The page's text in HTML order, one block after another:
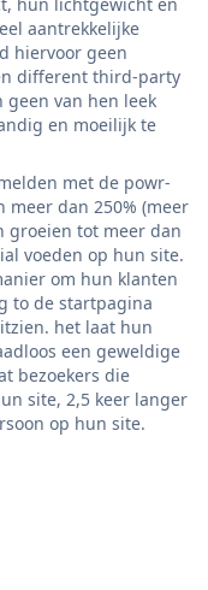
aantrekkelijke
hiervoor geen
different third-party
geen van hen leek
en moeilijk te
met de powr-
meer dan 250% (meer
groeien tot meer dan
voeden op hun site.
om hun klanten
to de startpagina
het laat hun
een geweldige
bezoekers die
site, 2,5 keer langer
op hun site.